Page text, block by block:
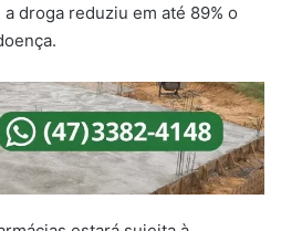
droga reduziu em até 89% o